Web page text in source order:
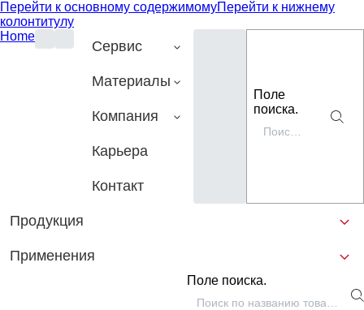
Перейти к основному содержимомуПерейти к нижнему
колонтитулу
Home
Сервис
Материалы
Компания
Карьера
Контакт
Поле
поиска.
Продукция
Применения
Поле поиска.